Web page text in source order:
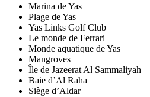
Marina de Yas
Plage de Yas
Yas Links Golf Club
Le monde de Ferrari
Monde aquatique de Yas
Mangroves
Île de Jazeerat Al Sammaliyah
Baie d’Al Raha
Siège d’Aldar